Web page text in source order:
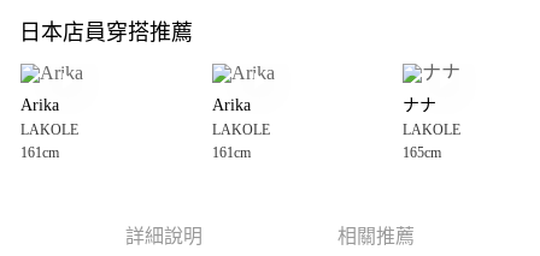
全盈+PAY
大哥付你分期
1.本服務由台灣大哥大提供，台灣大哥大用戶可立即使用無須另外申請。
2.付款方式選擇「大哥付你分期」，訂單成立後會自動跳轉到大哥付的交易
3.實際核准額度、可分期數及費用金額請依後續交易確認頁面所載為準。
4.訂單成立30分鐘內，如未前往確認交易或遇審核未通過，訂單將自動取
AFTEE先享後付
日本店員穿搭推薦
Arika
LAKOLE
161cm
Arika
LAKOLE
161cm
ナナ
LAKOLE
165cm
詳細說明 相關推薦